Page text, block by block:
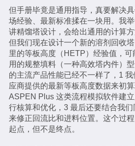
但手册毕竟是通用指导，真要解决
场经验、最新标准揉在一块用。我
讲精馏塔设计，会给出通用的计算方
但我们现在设计一个新的溶剂回收
里的等板高度（HETP）经验值，
用的规整填料（一种高效塔内件）
的主流产品性能已经不一样了，1
应商提供的最新等板高度数据来初
ASPEN Plus 这类流程模拟软件建
行核算和优化，3 最后还要结合我
来修正回流比和进料位置。这个过
起点，但不是终点。